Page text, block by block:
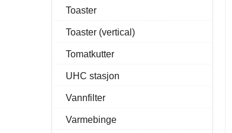
Toaster
Toaster (vertical)
Tomatkutter
UHC stasjon
Vannfilter
Varmebinge